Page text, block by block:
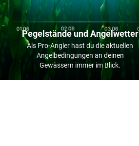
Pegelstände und Angelwetter
Als Pro-Angler hast du die aktuellen
Angelbedingungen an deinen
Gewässern immer im Blick.